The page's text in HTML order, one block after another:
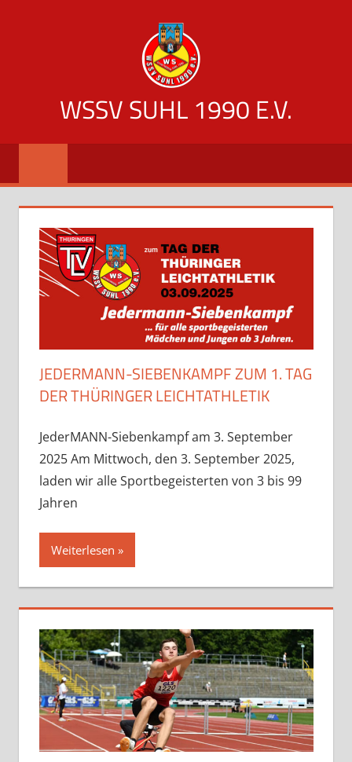
WSSV SUHL 1990 E.V.
offizielle
WSSV
1990
JEDERMANN-SIEBENKAMPF ZUM 1. TAG
DER THÜRINGER LEICHTATHLETIK
JederMANN-Siebenkampf am 3. September
2025 Am Mittwoch, den 3. September 2025,
laden wir alle Sportbegeisterten von 3 bis 99
Jahren
Weiterlesen